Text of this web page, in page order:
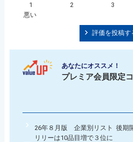
1 2 3
悪い
評価を投稿す
あなたにオススメ！
プレミア会員限定
26年８月版 企業別リスト 後
リリーは10品目増で３位に